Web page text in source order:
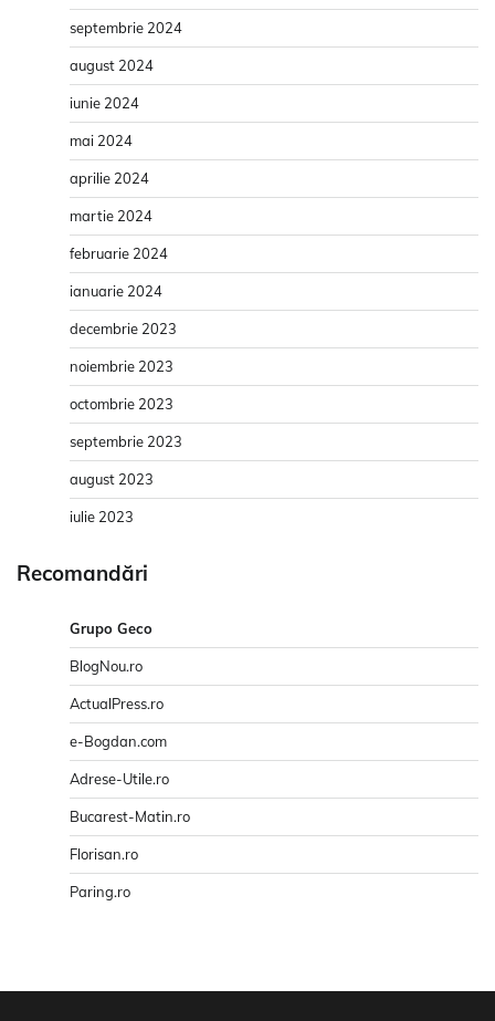
septembrie 2024
august 2024
iunie 2024
mai 2024
aprilie 2024
martie 2024
februarie 2024
ianuarie 2024
decembrie 2023
noiembrie 2023
octombrie 2023
septembrie 2023
august 2023
iulie 2023
Recomandări
Grupo Geco
BlogNou.ro
ActualPress.ro
e-Bogdan.com
Adrese-Utile.ro
Bucarest-Matin.ro
Florisan.ro
Paring.ro